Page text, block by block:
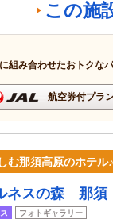
この施
組み合わせたおトクな
航空券付プラ
む那須高原のホテル♪
ネスの森 那須
フォトギャラリー